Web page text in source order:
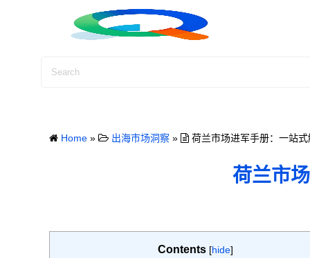
Home » 出海市场洞察 » 荷兰市场进军手册：一站
荷兰市
Contents [hide]